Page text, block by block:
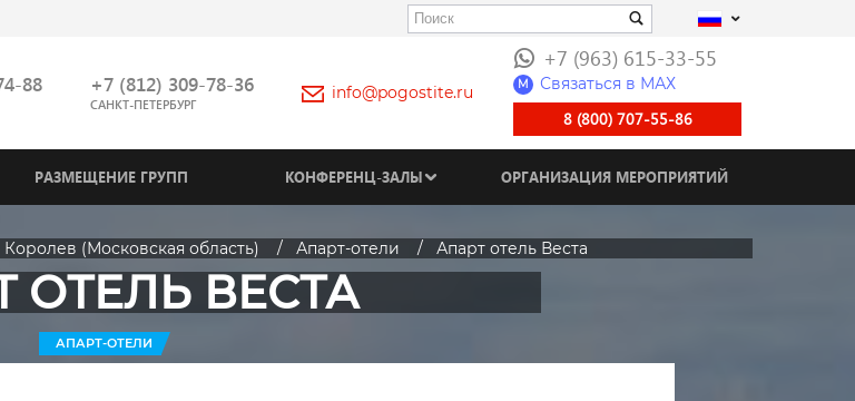
88 +7 (812) 309-78-36
САНКТ-ПЕТЕРБУРГ
info@pogostite.ru
+7 (963) 615-33-55
M Связаться в МАХ
8 (800) 707-55-86
РАЗМЕЩЕНИЕ ГРУПП КОНФЕРЕНЦ-ЗАЛЫ ОРГАНИЗАЦИЯ МЕРОПРИЯТИЙ
(Московская область) Апарт-отели Апарт отель Веста
ОТЕЛЬ ВЕСТА
АПАРТ-ОТЕЛИ